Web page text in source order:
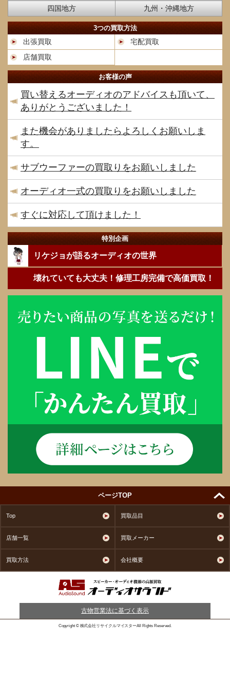
四国地方
九州・沖縄地方
3つの買取方法
出張買取
宅配買取
店舗買取
お客様の声
買い替えるオーディオのアドバイスも頂いて、
ありがとうございました！
また機会がありましたらよろしくお願いしま
す。
サブウーファーの買取りをお願いしました
オーディオ一式の買取りをお願いしました
すぐに対応して頂けました！
特別企画
リケジョが語るオーディオの世界
壊れていても大丈夫！修理工房完備で高価買取！
ページTOP
Top 買取品目
店舗一覧 買取メーカー
買取方法 会社概要
古物営業法に基づく表示
Copyright © 株式会社リサイクルマイスターAll Rights Reserved.